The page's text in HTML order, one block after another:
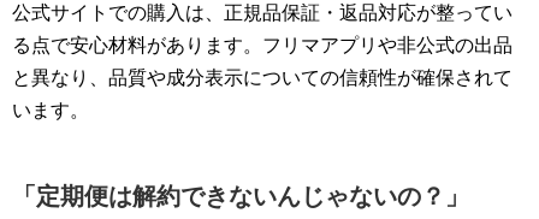
公式サイトでの購入は、正規品保証・返品対応が整ってい
る点で安心材料があります。フリマアプリや非公式の出品
と異なり、品質や成分表示についての信頼性が確保されて
います。
「定期便は解約できないんじゃないの？」